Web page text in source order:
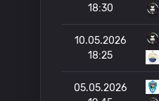
18:30
10.05.2026
18:25
05.05.2026